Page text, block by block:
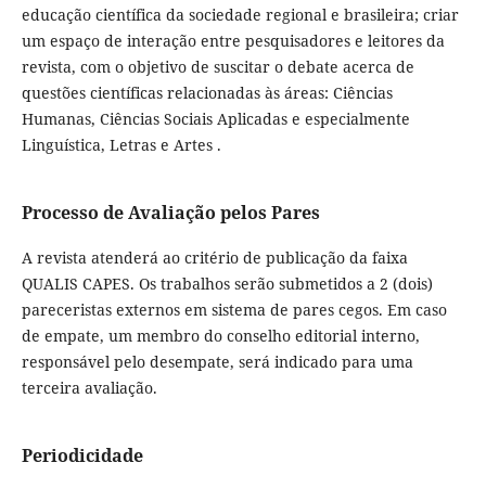
educação científica da sociedade regional e brasileira; criar
um espaço de interação entre pesquisadores e leitores da
revista, com o objetivo de suscitar o debate acerca de
questões científicas relacionadas às áreas: Ciências
Humanas, Ciências Sociais Aplicadas e especialmente
Linguística, Letras e Artes .
Processo de Avaliação pelos Pares
A revista atenderá ao critério de publicação da faixa
QUALIS CAPES. Os trabalhos serão submetidos a 2 (dois)
pareceristas externos em sistema de pares cegos. Em caso
de empate, um membro do conselho editorial interno,
responsável pelo desempate, será indicado para uma
terceira avaliação.
Periodicidade